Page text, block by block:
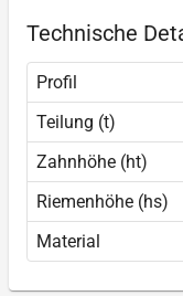
Technische
Profil
Teilung (t)
Zahnhöhe (ht)
Riemenhöhe (hs)
Material